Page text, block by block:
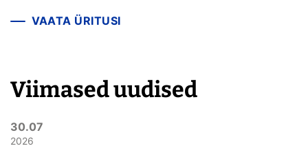
VAATA ÜRITUSI
Viimased uudised
30.07
2026